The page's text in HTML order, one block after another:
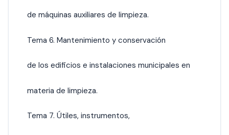
de máquinas auxiliares de limpieza.
Tema 6. Mantenimiento y conservación
de los edificios e instalaciones municipales en
materia de limpieza.
Tema 7. Útiles, instrumentos,